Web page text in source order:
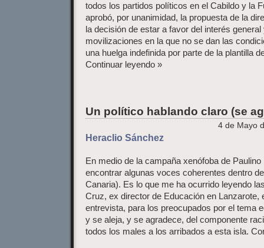
todos los partidos políticos en el Cabildo y la
aprobó, por unanimidad, la propuesta de la
la decisión de estar a favor del interés
movilizaciones en la que no se dan las
una huelga indefinida por parte de la plantilla
Continuar leyendo »
Un político hablando claro (se
4 de Mayo
Heraclio Sánchez
En medio de la campaña xenófoba de
encontrar algunas voces coherentes dentro
Canaria). Es lo que me ha ocurrido leyendo
Cruz, ex director de Educación en Lanzarote,
entrevista, para los preocupados por el tema
y se aleja, y se agradece, del componente
todos los males a los arribados a esta isla.